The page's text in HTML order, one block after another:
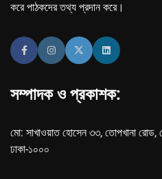
করে পাঠকদের তথ্য প্রদান করে।
সম্পাদক ও প্রকাশক:
মো: সাখাওয়াত হোসেন ৩৩, তোপখানা রোড,
ঢাকা-১০০০